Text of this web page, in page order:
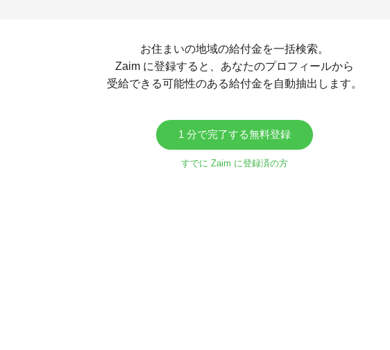
お住まいの地域の給付金を一括検索。
Zaim に登録すると、あなたのプロフィールから
受給できる可能性のある給付金を自動抽出します。
1 分で完了する無料登録
すでに Zaim に登録済の方